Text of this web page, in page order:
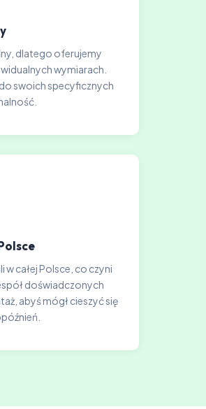
dlatego oferujemy
wymiarach.
swoich specyficznych
całej Polsce, co czyni
doświadczonych
abyś mógł cieszyć się